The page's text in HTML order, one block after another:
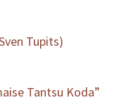
Tupits)
Tantsu Koda”